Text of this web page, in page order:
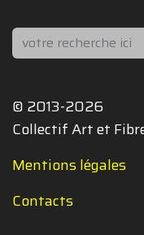
Rechercher
© 2013-2026
Collectif Art et
Mentions légales
Contacts